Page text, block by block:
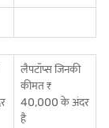
लैपटॉप्स जिनकी
कीमत ₹
40,000 के अंदर
है